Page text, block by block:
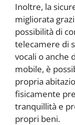
Inoltre, la
migliorata
possibilità di
telecamere di
vocali o anche
mobile, è
propria
fisicamente
tranquillità e
propri beni.